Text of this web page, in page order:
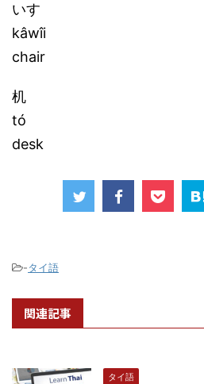
いす
kâwîi
chair
机
tó
desk
-タイ語
関連記事
タイ語